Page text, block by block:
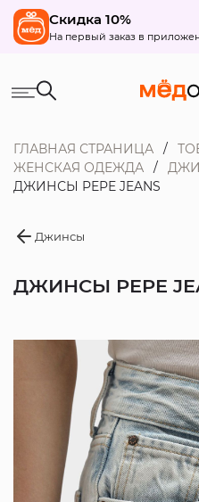
Скидка 10%
На первый заказ в
ГЛАВНАЯ СТРАНИЦА
ЖЕНСКАЯ ОДЕЖДА
ДЖИНСЫ PEPE JEANS
Джинсы
ДЖИНСЫ PEPE